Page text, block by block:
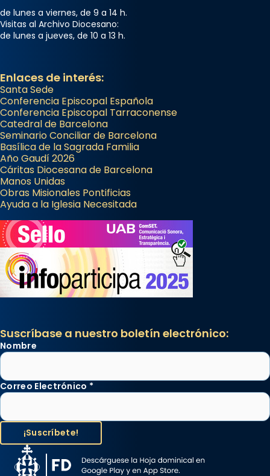
de lunes a viernes, de 9 a 14 h.
Visitas al Archivo Diocesano:
de lunes a jueves, de 10 a 13 h.
Enlaces de interés:
Santa Sede
Conferencia Episcopal Española
Conferencia Episcopal Tarraconense
Catedral de Barcelona
Seminario Conciliar de Barcelona
Basílica de la Sagrada Familia
Año Gaudí 2026
Cáritas Diocesana de Barcelona
Manos Unidas
Obras Misionales Pontificias
Ayuda a la Iglesia Necesitada
Suscríbase a nuestro boletín electrónico:
Nombre
Correo Electrónico *